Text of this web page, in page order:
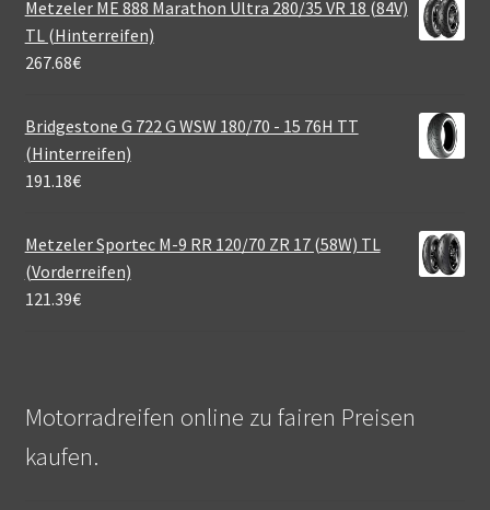
Metzeler ME 888 Marathon Ultra 280/35 VR 18 (84V)
TL (Hinterreifen)
267.68€
Bridgestone G 722 G WSW 180/70 - 15 76H TT
(Hinterreifen)
191.18€
Metzeler Sportec M-9 RR 120/70 ZR 17 (58W) TL
(Vorderreifen)
121.39€
Motorradreifen online zu fairen Preisen
kaufen.